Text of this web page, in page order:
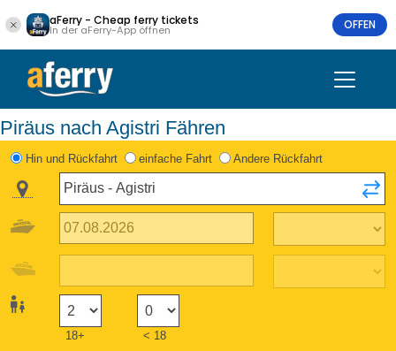
aFerry - Cheap ferry tickets
In der aFerry-App öffnen OFFEN
Piräus nach Agistri Fähren
Hin und Rückfahrt einfache Fahrt Andere Rückfahrt
18+ < 18